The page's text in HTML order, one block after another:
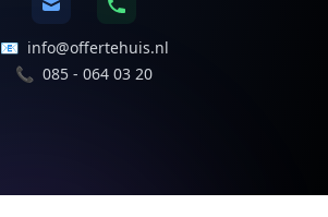
📧 info@offertehuis.nl
📞 085 - 064 03 20